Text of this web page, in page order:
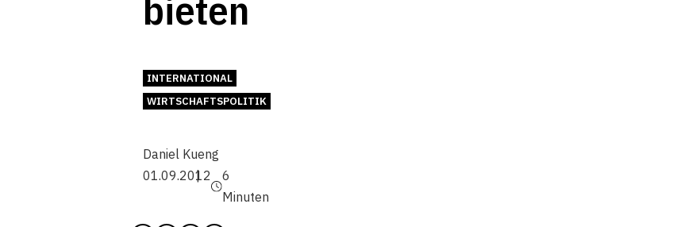
INTERNATIONAL
WIRTSCHAFTSPOLITIK
Daniel Kueng
01.09.2012
6
Minuten